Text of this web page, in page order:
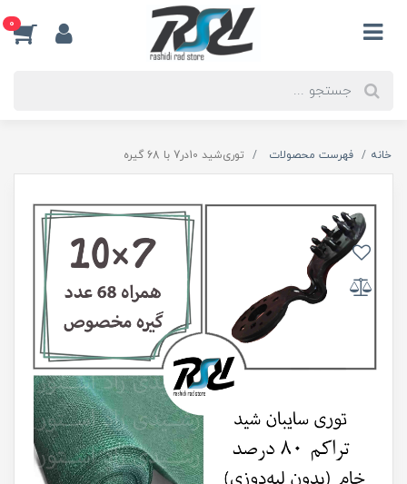
0
خانه فهرست محصولات توری‌شید 10در7 با 68 گیره